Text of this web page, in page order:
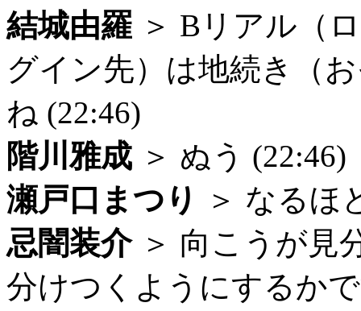
結城由羅 ＞ Bリアル（
グイン先）は地続き（
ね (22:46)
階川雅成 ＞ ぬう (22:46)
瀬戸口まつり
＞ なるほ
忌闇装介＞ 向こうが見
分けつくようにするか